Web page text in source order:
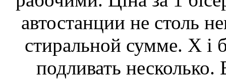
автостанции не столь
стиральной сумме. Х
подливать